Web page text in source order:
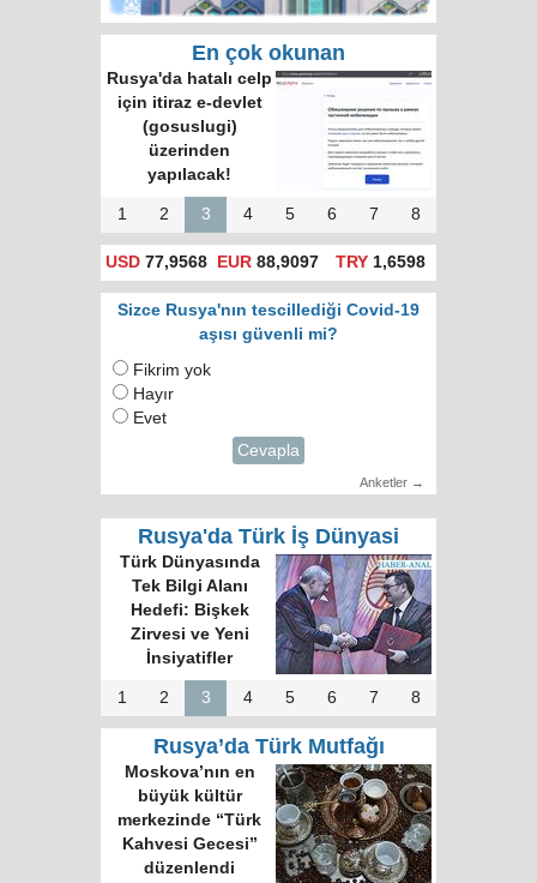
En çok okunan
Rusya'da hatalı celp
için itiraz e-devlet
(gosuslugi)
üzerinden
yapılacak!
1 2 3 4 5 6 7 8
USD 77,9568 EUR 88,9097 TRY1,6598
Sizce Rusya'nın tescillediği Covid-19
aşısı güvenli mi?
Fikrim yok
Hayır
Evet
Cevapla
Anketler →
Rusya'da Türk İş Dünyasi
Türk Dünyasında
Tek Bilgi Alanı
Hedefi: Bişkek
Zirvesi ve Yeni
İnsiyatifler
1 2 3 4 5 6 7 8
Rusya’da Türk Mutfağı
Moskova’nın en
büyük kültür
merkezinde “Türk
Kahvesi Gecesi”
düzenlendi